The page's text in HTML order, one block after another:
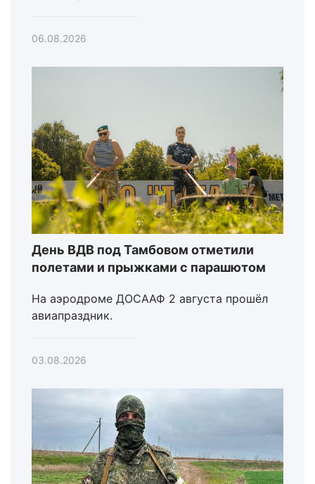
06.08.2026
День ВДВ под Тамбовом отметили
полетами и прыжками с парашютом
На аэродроме ДОСААФ 2 августа прошёл
авиапраздник.
03.08.2026